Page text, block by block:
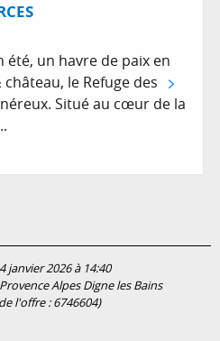
un havre de paix en
le Refuge des
Situé au cœur de la
janvier 2026 à 14:40
Alpes Digne les Bains
l'offre :6746604)